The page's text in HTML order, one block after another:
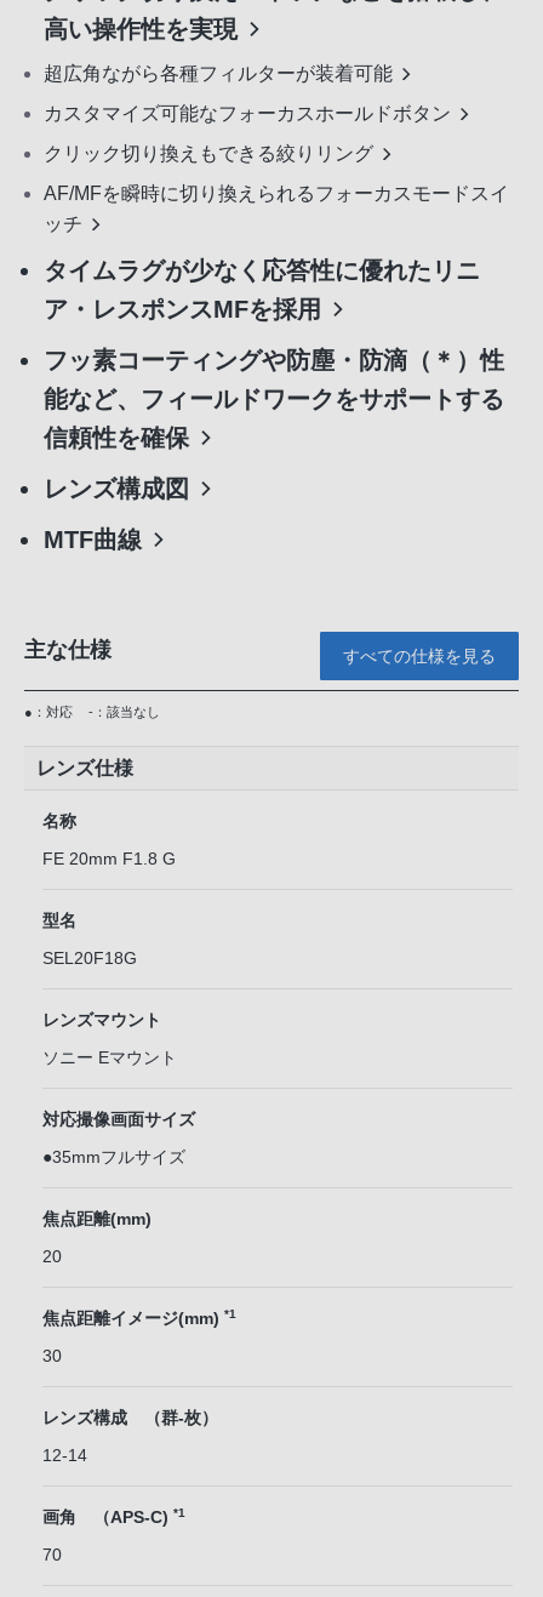
高い操作性を実現
超広角ながら各種フィルターが装着可能
カスタマイズ可能なフォーカスホールドボタン
クリック切り換えもできる絞りリング
AF/MFを瞬時に切り換えられるフォーカスモードスイ
ッチ
タイムラグが少なく応答性に優れたリニ
ア・レスポンスMFを採用
フッ素コーティングや防塵・防滴（＊）性
能など、フィールドワークをサポートする
信頼性を確保
レンズ構成図
MTF曲線
主な仕様 すべての仕様を見る
●：対応 -：該当なし
レンズ仕様
名称
FE 20mm F1.8 G
型名
SEL20F18G
レンズマウント
ソニー Eマウント
対応撮像画面サイズ
●35mmフルサイズ
焦点距離(mm)
20
焦点距離イメージ(mm) *1
30
レンズ構成 （群-枚）
12-14
画角 （APS-C) *1
70